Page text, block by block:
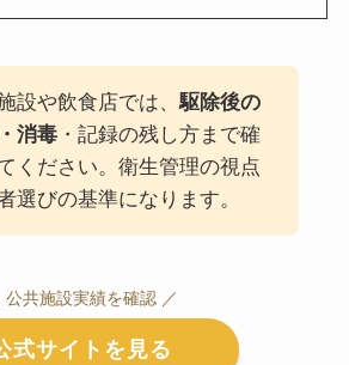
設や飲食店では、駆除後の
消毒・記録の残し方まで確
ください。衛生管理の視点
選びの基準になります。
公共施設実績を確認 ／
式サイトを見る